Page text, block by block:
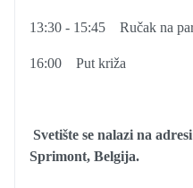
13:30 - 15:45 Ručak na
16:00 Put križa
Svetište se nalazi na
Sprimont, Belgija.